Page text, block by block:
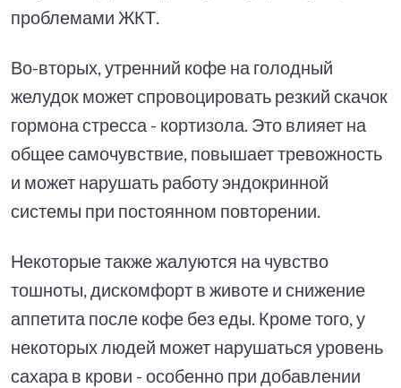
проблемами ЖКТ.
Во-вторых, утренний кофе на голодный
желудок может спровоцировать резкий скачок
гормона стресса - кортизола. Это влияет на
общее самочувствие, повышает тревожность
и может нарушать работу эндокринной
системы при постоянном повторении.
Некоторые также жалуются на чувство
тошноты, дискомфорт в животе и снижение
аппетита после кофе без еды. Кроме того, у
некоторых людей может нарушаться уровень
сахара в крови - особенно при добавлении